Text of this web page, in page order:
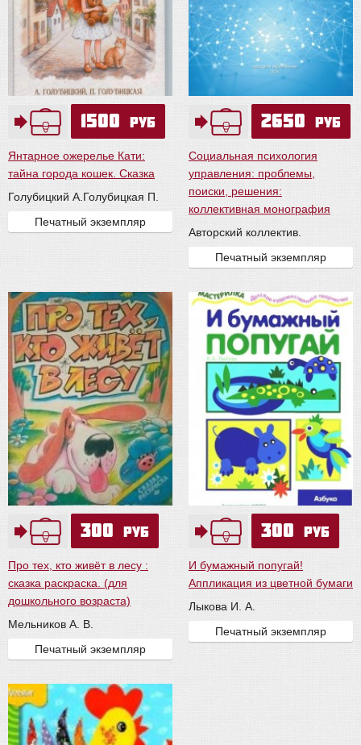
1500 руб
Янтарное ожерелье Кати:
тайна города кошек. Сказка
Голубицкий А. Голубицкая П.
Печатный экземпляр
2650 руб
Социальная психология
управления: проблемы,
поиски, решения:
коллективная монография
Авторский коллектив.
Печатный экземпляр
300 руб
Про тех, кто живёт в лесу :
сказка раскраска. (для
дошкольного возраста)
Мельников А. В.
Печатный экземпляр
300 руб
И бумажный попугай!
Аппликация из цветной бумаги
Лыкова И. А.
Печатный экземпляр